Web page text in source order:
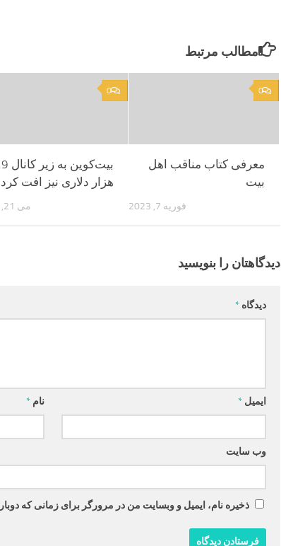
مطالب مرتبط
0
بیت‌کوین
هزار دلاری نیز افت کرد
می 21, 2022
0
معرفی کتاب مناقب اهل
بیت
فوریه 7, 2023
دیدگاهتان را بنویسید
دیدگاه *
نام* ایمیل *
وب‌ سایت
ذخیره نام، ایمیل و وبسایت من در مرورگر برای زمانی که